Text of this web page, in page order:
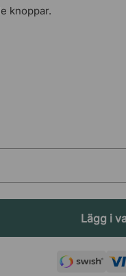
knoppar.
Lägg i